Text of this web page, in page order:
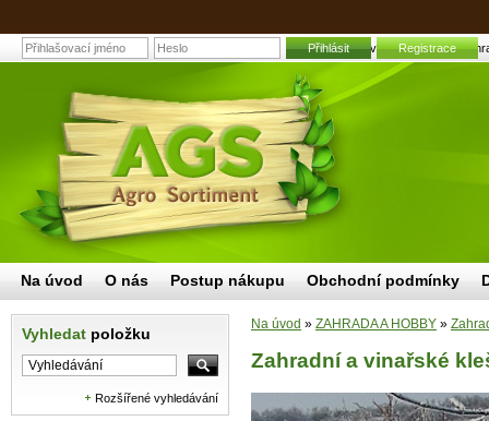
Zahradní a vinařské kleště |
Přihlásit Registrace
Vyhledat položku
Rozšířené vyhledávání
Na úvod » ZAHRADA A HOBBY »
Zahradní a vinařské
Na úvod O nás Postup nákupu Obchodní podmínky